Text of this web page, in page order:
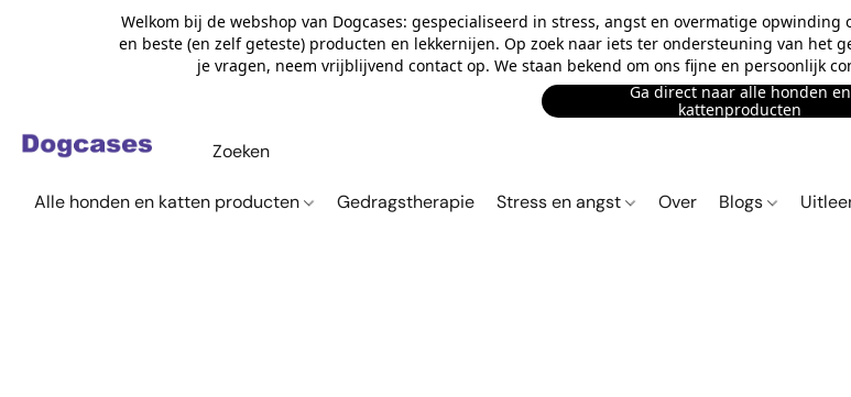
Welkom bij de webshop van Dogcases: gespecialiseerd in stress, angst en overmatige
en beste (en zelf geteste) producten en lekkernijen. Op zoek naar iets ter ondersteuning van het
je vragen, neem vrijblijvend contact op. We staan bekend om ons fijne en persoonlijk
Ga direct naar alle honden en
kattenproducten
Alle honden en katten producten Gedragstherapie Stress en angst Over Blogs